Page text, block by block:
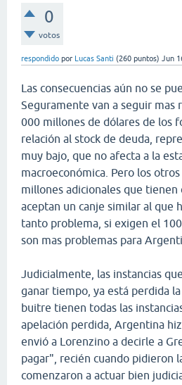
0
votos
respondido por Lucas Santi (260 puntos) Jun
Las consecuencias aún no se
Seguramente van a seguir mas
000 millones de dólares de los
relación al stock de deuda,
muy bajo, que no afecta a la
macroeconómica. Pero los
millones adicionales que
aceptan un canje similar al que
tanto problema, si exigen el
son mas problemas para
Judicialmente, las instancias
ganar tiempo, ya está perdida
buitre tienen todas las
apelación perdida, Argentina
envió a Lorenzino a decirle a
pagar", recién cuando pidieron
comenzaron a actuar bien